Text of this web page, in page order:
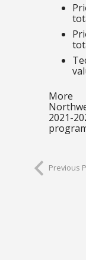
More
2021-
Previous